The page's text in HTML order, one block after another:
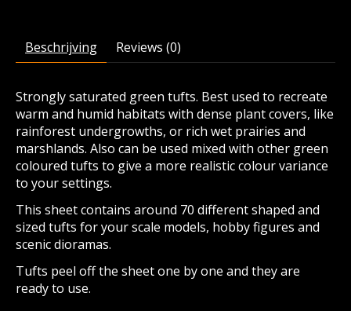
Beschrijving Reviews (0)
Strongly saturated green tufts. Best used to recreate
warm and humid habitats with dense plant covers, like
rainforest undergrowths, or rich wet prairies and
marshlands. Also can be used mixed with other green
coloured tufts to give a more realistic colour variance
to your settings.
This sheet contains around 70 different shaped and
sized tufts for your scale models, hobby figures and
scenic dioramas.
Tufts peel off the sheet one by one and they are
ready to use.